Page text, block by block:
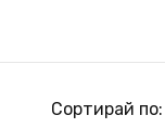
Сортирай по: